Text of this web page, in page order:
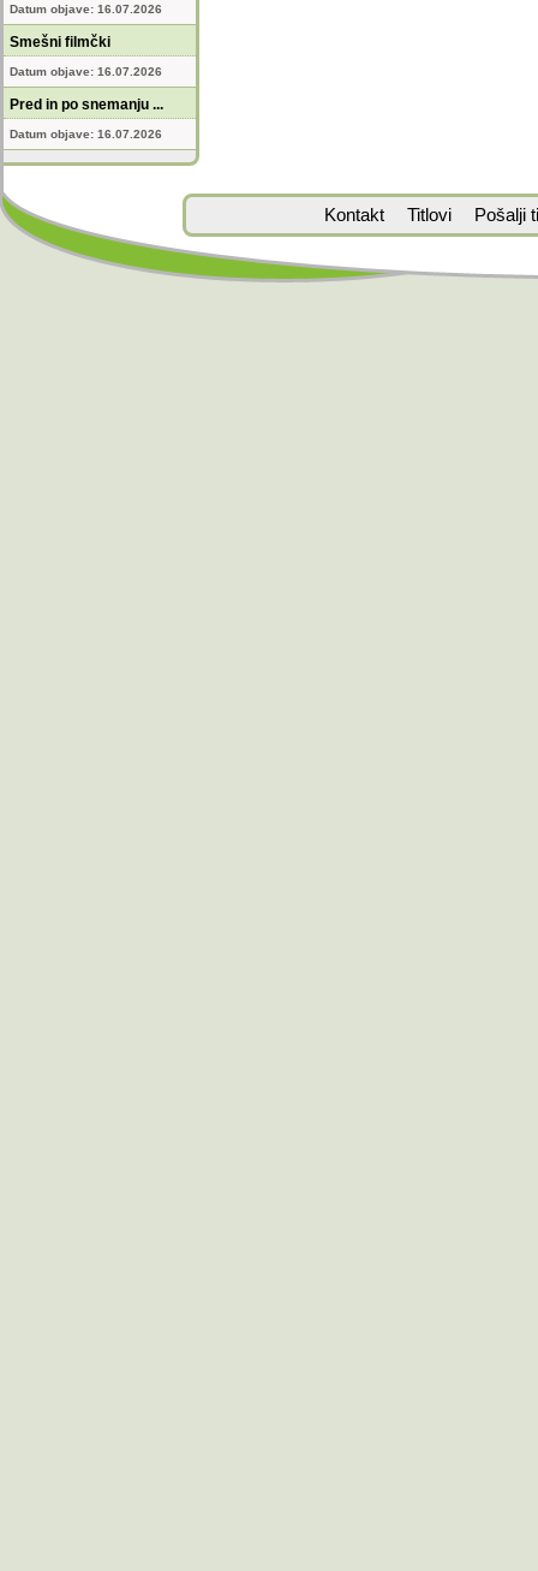
Datum objave: 16.07.2026
Smešni filmčki
Datum objave: 16.07.2026
Pred in po snemanju ...
Datum objave: 16.07.2026
Kontakt Titlovi Pošalji